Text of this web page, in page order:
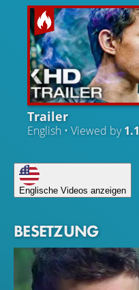
Trailer
English • Viewed by
Englische Videos anzeigen
BESETZUNG